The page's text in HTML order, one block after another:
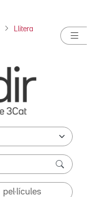
Llitera
pel·lícules